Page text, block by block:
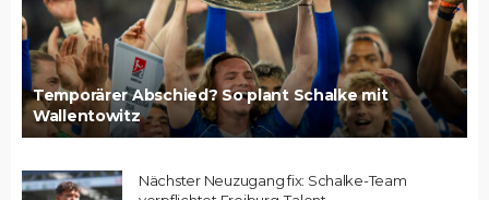
Temporärer Abschied? So plant Schalke mit
Wallentowitz
Nächster Neuzugang fix: Schalke-Team